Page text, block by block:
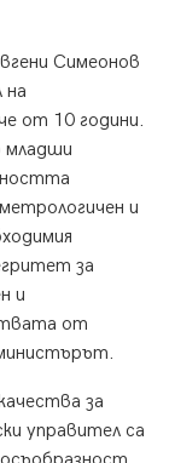
Симеонов
на
от 10 години.
младши
и
за
и
от
за
управител са